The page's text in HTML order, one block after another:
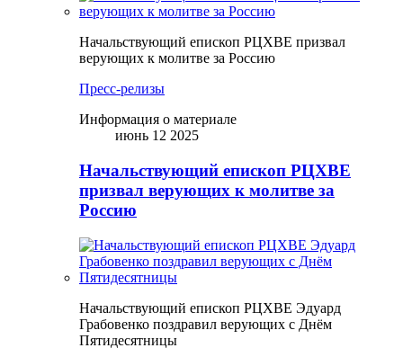
Начальствующий епископ РЦХВЕ призвал
верующих к молитве за Россию
Пресс-релизы
Информация о материале
июнь 12 2025
Начальствующий епископ РЦХВЕ
призвал верующих к молитве за
Россию
Начальствующий епископ РЦХВЕ Эдуард
Грабовенко поздравил верующих с Днём
Пятидесятницы